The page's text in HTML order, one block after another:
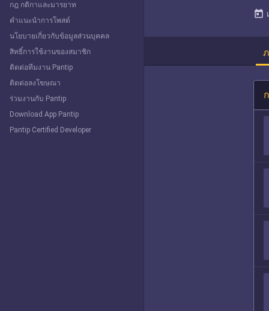
today
Explore
กฎ กติกาและมารยาท
คำแนะนำการโพสต์
นโยบายเกี่ยวกับข้อมูลส่วนบุคคล
สิทธิ์การใช้งานของสมาชิก
ติดต่อทีมงาน Pantip
ติดต่อลงโฆษณา
ร่วมงานกับ Pantip
Download App Pantip
Pantip Certified Developer